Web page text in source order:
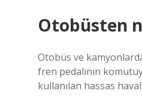
Otobüsten
Otobüs ve
fren pedalının
kullanılan hassas